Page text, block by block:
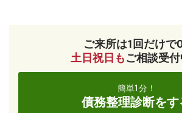
ご来所は1回だけで
土日祝日もご相談受付
簡単1分！
債務整理診断をす